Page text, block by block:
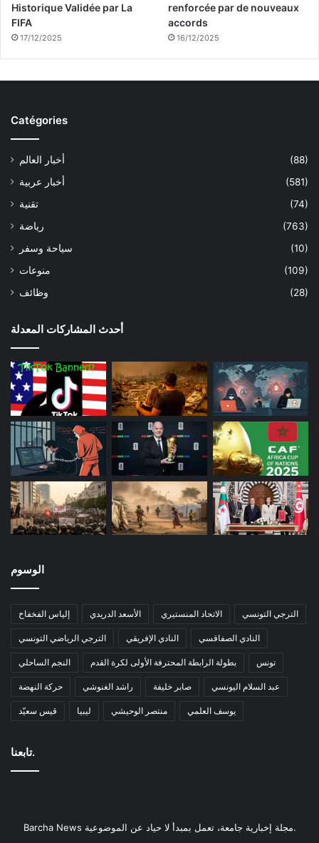
Historique Validée par La
FIFA
17/12/2025
renforcée par de nouveaux
accords
16/12/2025
Catégories
أخبار العالم
(88)
أخبار عربية
(581)
تقنية
(74)
رياضة
(763)
سياحة وسفر
(10)
منوعات
(109)
وظائف
(28)
أحدث المشاركات المعدلة
الوسوم
إلياس الفخفاخ الأسعد الدريدي الاتحاد المنستيري الترجي التونسي
الترجي الرياضي التونسي النادي الإفريقي النادي الصفاقسي
النجم الساحلي بطولة الرابطة المحترفة الأولى لكرة القدم تونس
حركة النهضة راشد الغنوشي صابر خليفة عبد السلام اليونسي
قيس سعيّد ليبيا منتصر الوحيشي يوسف العلمي
تابعنا.
Barcha News مجلة إخبارية جامعة، تعمل بمبدأ لا حياد عن الموضوعية.